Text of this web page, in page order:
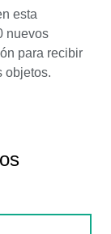
esta
nuevos
para recibir
objetos.